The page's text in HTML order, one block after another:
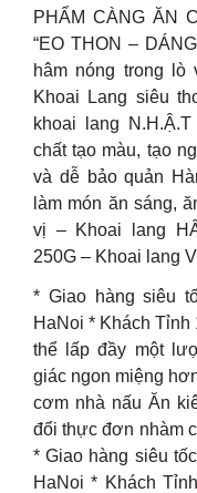
PHẨM CÀNG ĂN
“EO THON –
hâm nóng trong lò
Khoai Lang siêu
khoai lang
chất tạo màu, tạo
và dễ bảo quản
làm món ăn sáng,
vị – Khoai lang
250G – Khoai lang
* Giao hàng siêu
HaNoi * Khách
thể lấp đầy một
giác ngon miệng
cơm nhà nấu Ăn
đổi thực đơn nhàm
* Giao hàng siêu
HaNoi * Khách